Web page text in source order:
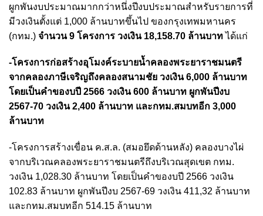
ผูกพันงบประมาณมากกว่าหนึ่งปีงบประมาณสำหรับรายการที่
มีวงเงินตั้งแต่ 1,000 ล้านบาทขึ้นไป ของกรุงเทพมหานคร
(กทม.) จำนวน 9 โครงการ วงเงิน 18,158.70 ล้านบาทได้แก่
-โครงการก่อสร้างอุโมงค์ระบายน้ำคลองพระยาราชมนตรี
จากคลองภาษีเจริญถึงคลองสนามชัย วงเงิน 6,000 ล้านบาท
โดยเป็นคำของบปี 2566 วงเงิน 600 ล้านบาท ผูกพันปีงบ
2567-70 วงเงิน 2,400 ล้านบาท และกทม.สมบทอีก 3,000
ล้านบาท
-โครงการสร้างเขื่อน ค.ส.ล. (สมอยึดด้านหลัง) คลองบางไผ่
จากบริเวณคลองพระยาราชมนตรีถึงบริเวณสุดเขต กทม.
วงเงิน 1,028.30 ล้านบาท โดยเป็นคำของบปี 2566 วงเงิน
102.83 ล้านบาท ผูกพันปีงบ 2567-69 วงเงิน 411,32 ล้านบาท
และกทม.สมบทอีก 514.15 ล้านบาท